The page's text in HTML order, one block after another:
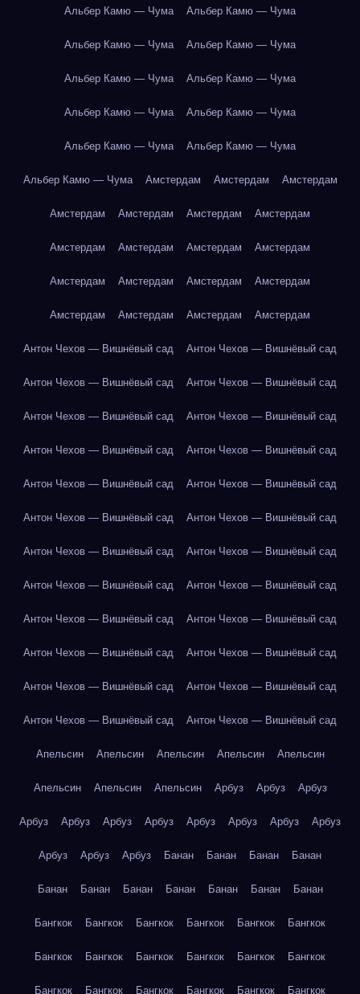
Альбер Камю — Чума Альбер Камю — Чума
Альбер Камю — Чума Альбер Камю — Чума
Альбер Камю — Чума Альбер Камю — Чума
Альбер Камю — Чума Альбер Камю — Чума
Альбер Камю — Чума Альбер Камю — Чума
Альбер Камю — Чума Амстердам Амстердам Амстердам
Амстердам Амстердам Амстердам Амстердам
Амстердам Амстердам Амстердам Амстердам
Амстердам Амстердам Амстердам Амстердам
Амстердам Амстердам Амстердам Амстердам
Антон Чехов — Вишнёвый сад Антон Чехов — Вишнёвый сад
Антон Чехов — Вишнёвый сад Антон Чехов — Вишнёвый сад
Антон Чехов — Вишнёвый сад Антон Чехов — Вишнёвый сад
Антон Чехов — Вишнёвый сад Антон Чехов — Вишнёвый сад
Антон Чехов — Вишнёвый сад Антон Чехов — Вишнёвый сад
Антон Чехов — Вишнёвый сад Антон Чехов — Вишнёвый сад
Антон Чехов — Вишнёвый сад Антон Чехов — Вишнёвый сад
Антон Чехов — Вишнёвый сад Антон Чехов — Вишнёвый сад
Антон Чехов — Вишнёвый сад Антон Чехов — Вишнёвый сад
Антон Чехов — Вишнёвый сад Антон Чехов — Вишнёвый сад
Антон Чехов — Вишнёвый сад Антон Чехов — Вишнёвый сад
Антон Чехов — Вишнёвый сад Антон Чехов — Вишнёвый сад
Апельсин Апельсин Апельсин Апельсин Апельсин
Апельсин Апельсин Апельсин Арбуз Арбуз Арбуз
Арбуз Арбуз Арбуз Арбуз Арбуз Арбуз Арбуз Арбуз
Арбуз Арбуз Арбуз Банан Банан Банан Банан
Банан Банан Банан Банан Банан Банан Банан
Бангкок Бангкок Бангкок Бангкок Бангкок Бангкок
Бангкок Бангкок Бангкок Бангкок Бангкок Бангкок
Бангкок Бангкок Бангкок Бангкок Бангкок Бангкок